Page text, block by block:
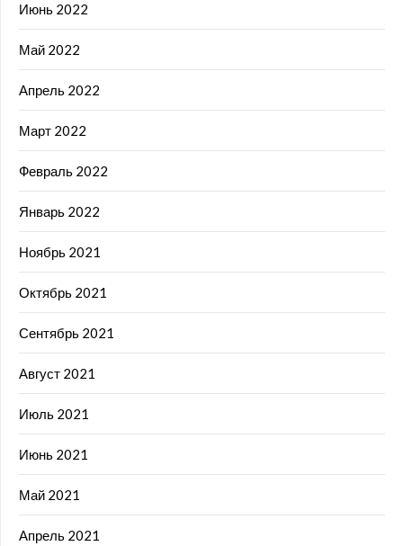
Июнь 2022
Май 2022
Апрель 2022
Март 2022
Февраль 2022
Январь 2022
Ноябрь 2021
Октябрь 2021
Сентябрь 2021
Август 2021
Июль 2021
Июнь 2021
Май 2021
Апрель 2021